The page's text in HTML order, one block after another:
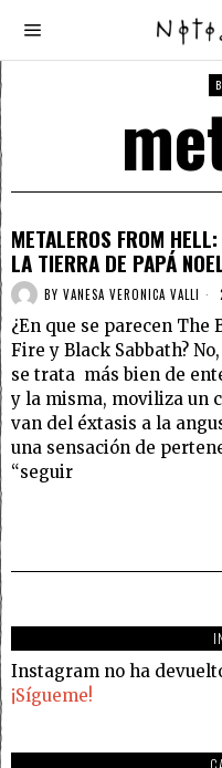
METALEROS FROM
LA TIERRA DE PAPÁ
BY VANESA VERONICA VALLI
¿En que se parecen The
Fire y Black Sabbath?
se trata más bien de
y la misma, moviliza un
van del éxtasis a la
una sensación de
“seguir
Instagram no ha
¡Sígueme!